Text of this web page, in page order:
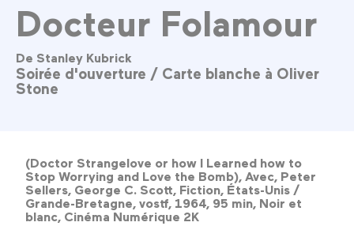
Docteur Folamour
De Stanley Kubrick
Soirée d'ouverture / Carte blanche à Oliver
Stone
(Doctor Strangelove or how I Learned how to
Stop Worrying and Love the Bomb), Avec, Peter
Sellers, George C. Scott, Fiction, États-Unis /
Grande-Bretagne, vostf, 1964, 95 min, Noir et
blanc, Cinéma Numérique 2K